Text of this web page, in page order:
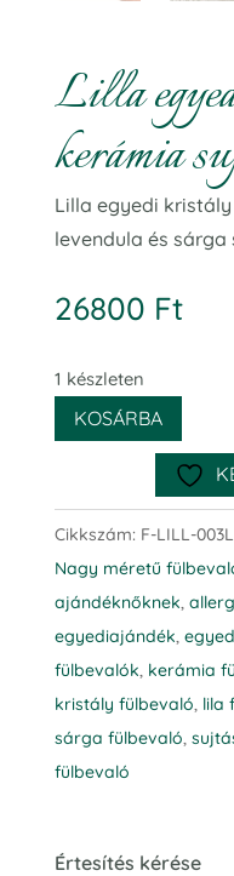
Lilla
kerámia
Lilla egyedi
levendula és sárga
26800 Ft
1 készleten
KOSÁRBA
Cikkszám: F-LILL-003L
Nagy méretű
ajándéknőknek,
egyediajándék,
fülbevalók, kerámia
kristály fülbevaló, lila
sárga fülbevaló,
fülbevaló
Értesítés kérése